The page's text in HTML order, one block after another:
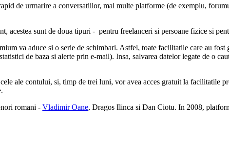
de urmarire a conversatiilor, mai multe platforme (de exemplu,
acestea sunt de doua tipuri - pentru freelanceri si persoane fizice si
va aduce si o serie de schimbari. Astfel, toate facilitatile care au
de baza si alerte prin e-mail). Insa, salvarea datelor legate de o
ale contului, si, timp de trei luni, vor avea acces gratuit la facilitatile
romani - Vladimir Oane, Dragos Ilinca si Dan Ciotu. In 2008,